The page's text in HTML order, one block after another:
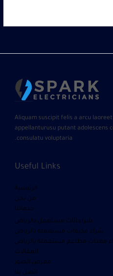
Aliquam suscipit felis a arcu
appellanturusu putant adolescens
consulatu voluptaria.
Useful Links
الرئيسية
من نحن
خدماتنا
شراء أثاث مستعمل بالرياض
شراء مكيفات مستعمله بالرياض
معدات مطاعم مستعملة بالرياض
المقالات
معرض الصور
اتصل بنا